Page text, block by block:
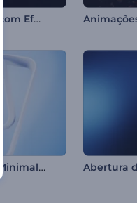
Logotipo Policromado com Efeito Glitch
Abertura com Formas Minimalistas